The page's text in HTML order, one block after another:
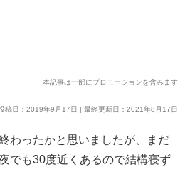
本記事は一部にプロモーションを含みます
稿日：2019年9月17日 | 最終更新日：2021年8月17日
わったかと思いましたが、まだ
でも30度近くあるので結構寝ず